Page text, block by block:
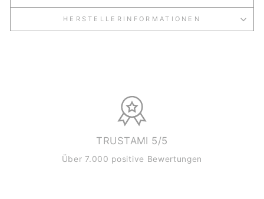
HERSTELLERINFORMATIONEN
TRUSTAMI 5/5
Über 7.000 positive Bewertungen